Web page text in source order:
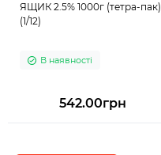
ЯЩИК 2.5% 1000г (тетра-пак)
(1/12)
В наявності
542.00грн